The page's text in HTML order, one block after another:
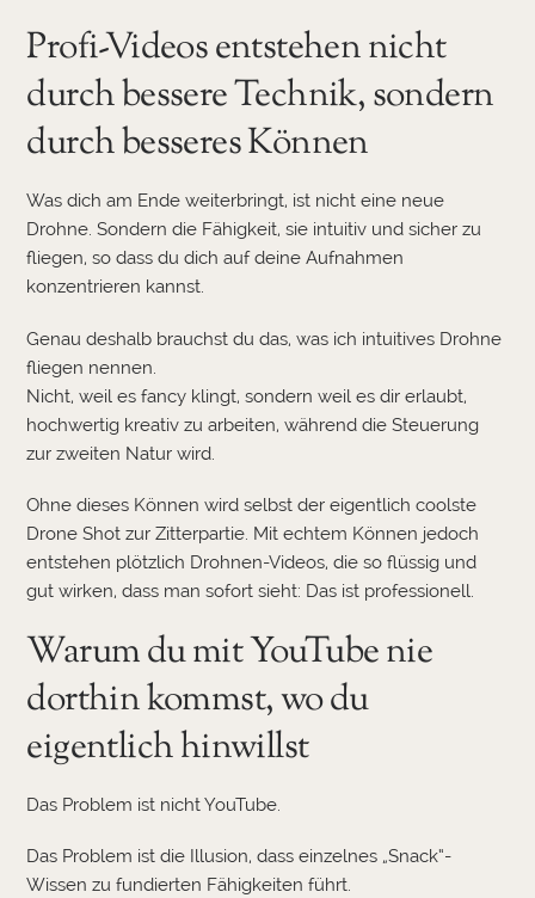
Profi-Videos entstehen nicht
durch bessere Technik, sondern
durch besseres Können
Was dich am Ende weiterbringt, ist nicht eine neue
Drohne. Sondern die Fähigkeit, sie intuitiv und sicher zu
fliegen, so dass du dich auf deine Aufnahmen
konzentrieren kannst.
Genau deshalb brauchst du das, was ich intuitives Drohne
fliegen nennen.
Nicht, weil es fancy klingt, sondern weil es dir erlaubt,
hochwertig kreativ zu arbeiten, während die Steuerung
zur zweiten Natur wird.
Ohne dieses Können wird selbst der eigentlich coolste
Drone Shot zur Zitterpartie. Mit echtem Können jedoch
entstehen plötzlich Drohnen-Videos, die so flüssig und
gut wirken, dass man sofort sieht: Das ist professionell.
Warum du mit YouTube nie
dorthin kommst, wo du
eigentlich hinwillst
Das Problem ist nicht YouTube.
Das Problem ist die Illusion, dass einzelnes „Snack“-
Wissen zu fundierten Fähigkeiten führt.